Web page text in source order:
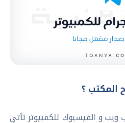
المكتب ؟
و الفيسبوك للكمبيوتر تأتي